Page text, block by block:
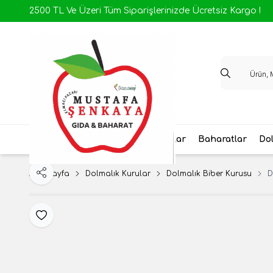
2500 TL Ve Üzeri Tüm Siparişlerinizde Ücretsiz Kargo !
Antep Yöresel Ev Yapımı Salçalar Baharatlar
Ana Sayfa Dolmalık Kurular Dolmalık Biber Kurusu
Favoriye Ekle
Paylaş